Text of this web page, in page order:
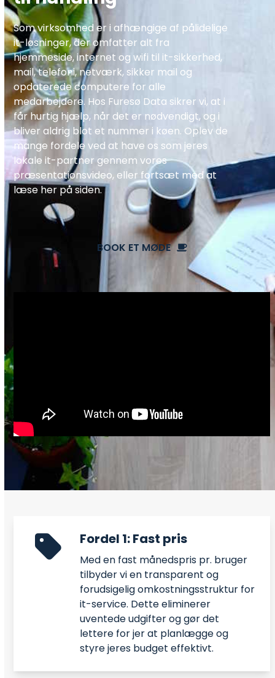
Som virksomhed er i afhængige af pålidelige
it-løsninger, der omfatter alt fra
hjemmeside, internet og wifi til it-sikkerhed,
mail, telefoni, netværk, sikker mail og
opdaterede computere for alle
medarbejdere. Hos Furesø Data sikrer vi, at i
får hurtig hjælp, når det er nødvendigt, og i
bliver aldrig blot et nummer i køen. Oplev de
mange fordele ved at have os som jeres
lokale it-partner gennem vores
præsentationsvideo, eller fortsæt med at
læse her på siden.
BOOK ET MØDE
Fordel 1: Fast pris
Med en fast månedspris pr. bruger
tilbyder vi en transparent og
forudsigelig omkostningsstruktur for
it-service. Dette eliminerer
uventede udgifter og gør det
lettere for jer at planlægge og
styre jeres budget effektivt.